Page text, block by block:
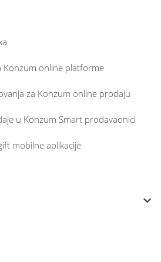
Konzum online platforme
za Konzum online prodaju
u Konzum Smart prodavaonici
mobilne aplikacije